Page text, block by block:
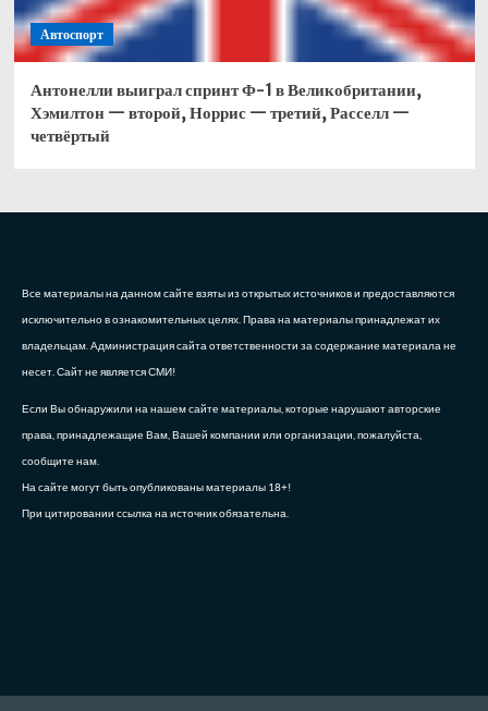
Автоспорт
Антонелли выиграл спринт Ф-1 в Великобритании,
Хэмилтон — второй, Норрис — третий, Расселл —
четвёртый
Все материалы на данном сайте взяты из открытых источников и предоставляются
исключительно в ознакомительных целях. Права на материалы принадлежат их
владельцам. Администрация сайта ответственности за содержание материала не
несет. Сайт не является СМИ!
Если Вы обнаружили на нашем сайте материалы, которые нарушают авторские
права, принадлежащие Вам, Вашей компании или организации, пожалуйста,
сообщите нам.
На сайте могут быть опубликованы материалы 18+!
При цитировании ссылка на источник обязательна.